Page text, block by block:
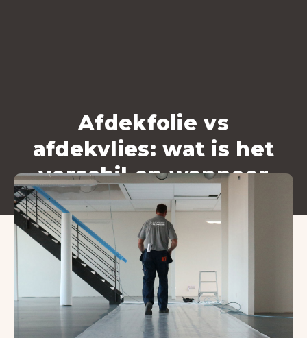
Afdekfolie vs
afdekvlies: wat is het
verschil en wanneer
kies je voor wat?